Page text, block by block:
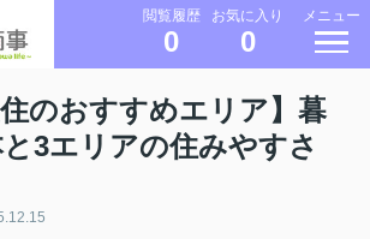
閲覧履歴
0
お気に入り
0
メニュー
住のおすすめエリア】暮
3エリアの住みやすさ